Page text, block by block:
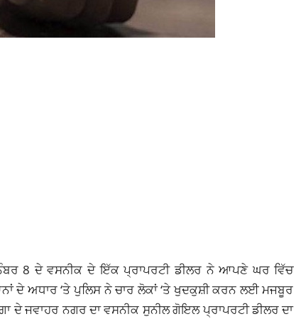
8 ਦੇ ਵਸਨੀਕ ਦੇ ਇੱਕਪ੍ਰਾਪਰਟੀ ਡੀਲਰਨੇ ਆਪਣੇ ਘਰ ਵਿੱਚ
ਦੇ ਅਧਾਰ ‘ਤੇ ਪੁਲਿਸ ਨੇ ਚਾਰ ਲੋਕਾਂ ‘ਤੇ ਖੁਦਕੁਸ਼ੀ ਕਰਨ ਲਈ ਮਜਬੂਰ
ਦੇ ਜਵਾਹਰ ਨਗਰ ਦਾ ਵਸਨੀਕ ਸੁਨੀਲ ਗੋਇਲ ਪ੍ਰਾਪਰਟੀ ਡੀਲਰਦਾ